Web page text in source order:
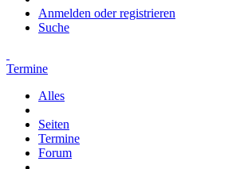
Anmelden oder registrieren
Suche
Termine
Alles
Seiten
Termine
Forum